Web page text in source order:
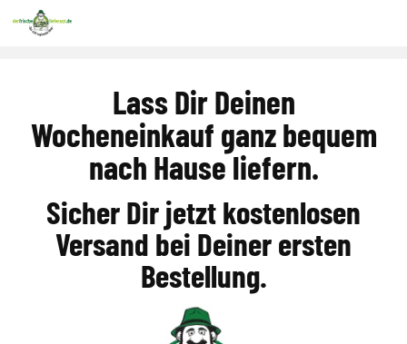
Lass Dir Deinen
Wocheneinkauf ganz bequem
nach Hause liefern.
Sicher Dir jetzt kostenlosen
Versand bei Deiner ersten
Bestellung.